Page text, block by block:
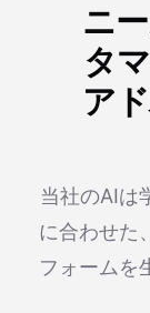
ニ
タ
ア
当社のAIは
に合わせた
フォームを